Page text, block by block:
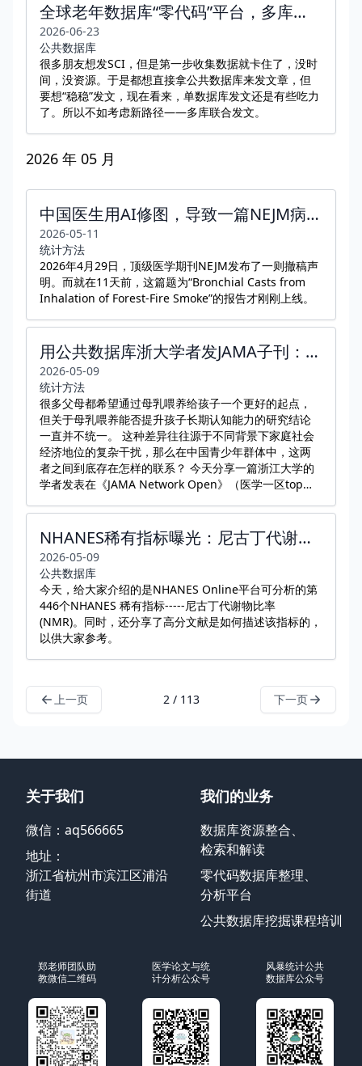
全球老年数据库“零代码”平台，多库联合/一站式/全流程
2026-06-23
公共数据库
很多朋友想发SCI，但是第一步收集数据就卡住了，没时
间，没资源。于是都想直接拿公共数据库来发文章，但
要想“稳稳”发文，现在看来，单数据库发文还是有些吃力
了。所以不如考虑新路径——多库联合发文。
2026 年 05 月
中国医生用AI修图，导致一篇NEJM病例报告发表11天后被撤稿
2026-05-11
统计方法
2026年4月29日，顶级医学期刊NEJM发布了一则撤稿声
明。而就在11天前，这篇题为“Bronchial Casts from
Inhalation of Forest-Fire Smoke”的报告才刚刚上线。
用公共数据库浙大学者发JAMA子刊：中国儿童喂6-12个月就够
2026-05-09
统计方法
很多父母都希望通过母乳喂养给孩子一个更好的起点，
但关于母乳喂养能否提升孩子长期认知能力的研究结论
一直并不统一。 这种差异往往源于不同背景下家庭社会
经济地位的复杂干扰，那么在中国青少年群体中，这两
者之间到底存在怎样的联系？ 今天分享一篇浙江大学的
学者发表在《JAMA Network Open》（医学一区top，
（CFPS）的数据，旨在探究中国青少年母乳喂养持续时
间和认知结果之间的关系。
NHANES稀有指标曝光：尼古丁代谢物比率（NMR），科研人赶紧码住！
2026-05-09
公共数据库
今天，给大家介绍的是NHANES Online平台可分析的第
446个NHANES 稀有指标-----尼古丁代谢物比率
(NMR)。同时，还分享了高分文献是如何描述该指标的，
以供大家参考。
上一页 2 / 113 下一页
关于我们
微信：aq566665
地址：
浙江省杭州市滨江区浦沿
街道
我们的业务
数据库资源整合、
检索和解读
零代码数据库整理、
分析平台
公共数据库挖掘课程培训
郑老师团队助
教微信二维码
医学论文与统
计分析公众号
风暴统计公共
数据库公众号